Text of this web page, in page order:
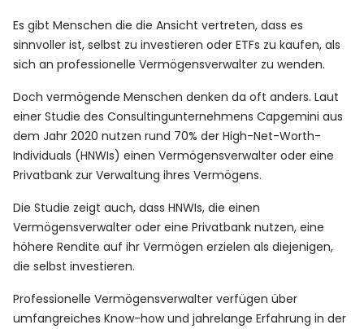
Es gibt Menschen die die Ansicht vertreten, dass es
sinnvoller ist, selbst zu investieren oder ETFs zu kaufen, als
sich an professionelle Vermögensverwalter zu wenden.
Doch vermögende Menschen denken da oft anders. Laut
einer Studie des Consultingunternehmens Capgemini aus
dem Jahr 2020 nutzen rund 70% der High-Net-Worth-
Individuals (HNWIs) einen Vermögensverwalter oder eine
Privatbank zur Verwaltung ihres Vermögens.
Die Studie zeigt auch, dass HNWIs, die einen
Vermögensverwalter oder eine Privatbank nutzen, eine
höhere Rendite auf ihr Vermögen erzielen als diejenigen,
die selbst investieren.
Professionelle Vermögensverwalter verfügen über
umfangreiches Know-how und jahrelange Erfahrung in der